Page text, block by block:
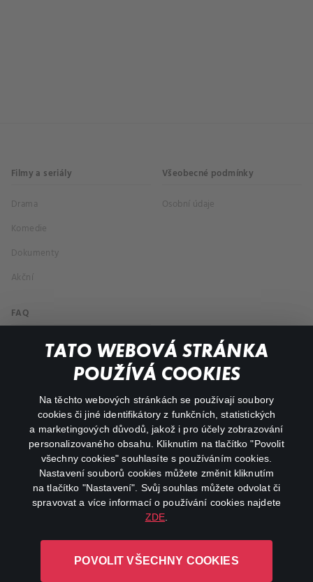
TATO WEBOVÁ STRÁNKA
POUŽÍVÁ COOKIES
Na těchto webových stránkách se používají soubory
cookies či jiné identifikátory z funkčních, statistických
a marketingových důvodů, jakož i pro účely zobrazování
personalizovaného obsahu. Kliknutím na tlačítko "Povolit
všechny cookies" souhlasíte s používáním cookies.
Nastavení souborů cookies můžete změnit kliknutím
na tlačítko "Nastavení". Svůj souhlas můžete odvolat či
spravovat a více informací o používání cookies najdete
ZDE
POVOLIT VŠECHNY COOKIES
Filmy a seriály
Drama
Komedie
Dokumenty
Akční
Všeobecné podmínky
Osobní údaje
FAQ
Můj účet
Důležité odkazy
facebookinstagram
youtube
L-1246 Luxembourg R.C.S.